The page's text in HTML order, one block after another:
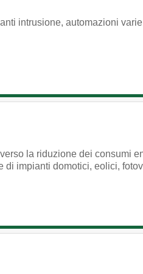
intrusione, automazioni
la riduzione dei consumi
impianti domotici, eolici,